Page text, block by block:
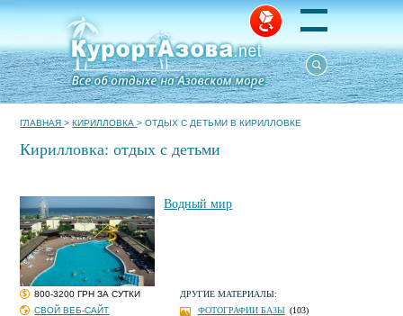
ГЛАВНАЯ >КИРИЛЛОВКА >ОТДЫХ С ДЕТЬМИ В КИРИЛЛОВКЕ
Кирилловка: отдых с детьми
Водный мир
800-3200 ГРН ЗА СУТКИ
СВОЙ ВЕБ-САЙТ
ДРУГИЕ МАТЕРИАЛЫ:
ФОТОГРАФИИ БАЗЫ (103)